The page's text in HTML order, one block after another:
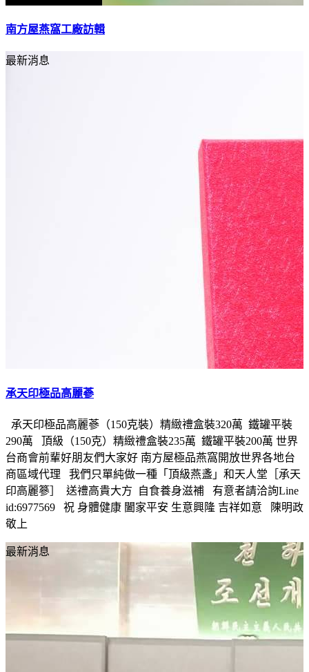
南方屋燕窩工廠訪輯
最新消息
承天印極品高麗蔘
承天印極品高麗蔘（150克裝）精緻禮盒裝320萬 鐵罐平裝
290萬 頂級（150克）精緻禮盒裝235萬 鐵罐平裝200萬 世界
台商會前輩好朋友們大家好 南方屋極品燕窩開放世界各地台
商區域代理 我們只單純做一種「頂級燕盞」和天人堂［承天
印高麗篸］ 送禮高貴大方 自食養身滋補 有意者請洽詢Line
id:6977569 祝 身體健康 闔家平安 生意興隆 吉祥如意 陳明政
敬上
最新消息